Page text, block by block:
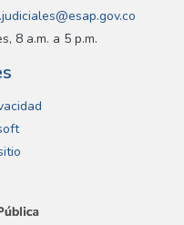
8 a.m. a 5 p.m.